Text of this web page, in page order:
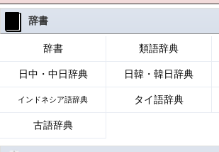
辞書
辞書 類語辞典
日中・中日辞典 日韓・韓日辞典
インドネシア語辞典 タイ語辞典
古語辞典